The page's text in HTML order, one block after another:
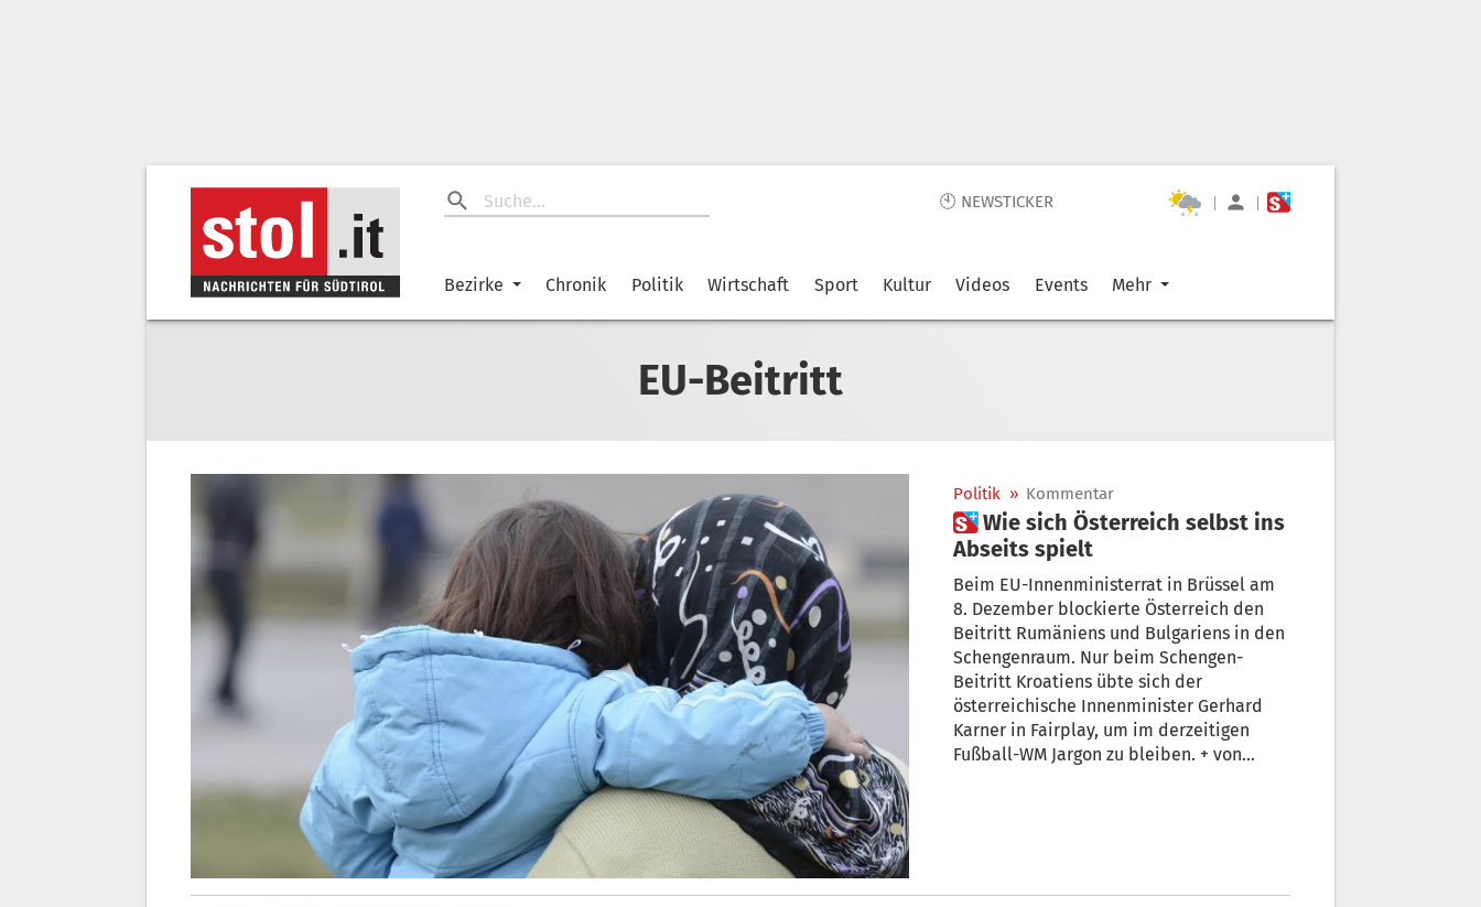
🕙 NEWSTICKER | |
Bezirke Chronik Politik Wirtschaft Sport Kultur Videos Events Mehr
EU-Beitritt
Politik » Kommentar
 Wie sich Österreich selbst ins
Abseits spielt
Beim EU-Innenministerrat in Brüssel am
8. Dezember blockierte Österreich den
Beitritt Rumäniens und Bulgariens in den
Schengenraum. Nur beim Schengen-
Beitritt Kroatiens übte sich der
österreichische Innenminister Gerhard
Karner in Fairplay, um im derzeitigen
Fußball-WM Jargon zu bleiben. + von